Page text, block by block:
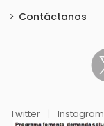
Contáctanos
Twitter | Instagram